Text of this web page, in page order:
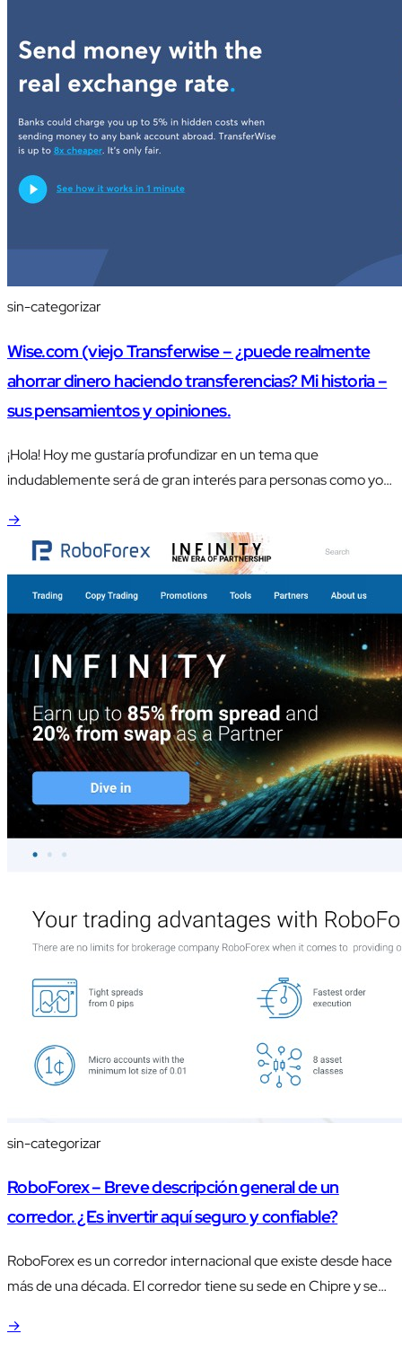
sin-categorizar
Wise.com (viejo Transferwise – ¿puede realmente
ahorrar dinero haciendo transferencias? Mi historia –
sus pensamientos y opiniones.
¡Hola! Hoy me gustaría profundizar en un tema que
indudablemente será de gran interés para personas como yo,
regularmente nuestras ganancias con la familia en la querida
patria.
→
sin-categorizar
RoboForex – Breve descripción general de un
corredor. ¿Es invertir aquí seguro y confiable?
RoboForex es un corredor internacional que existe desde hace
más de una década. El corredor tiene su sede en Chipre y se
(Comisión Internacional de Servicios Financieros) para
→